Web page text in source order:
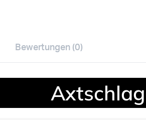
Bewertungen (0)